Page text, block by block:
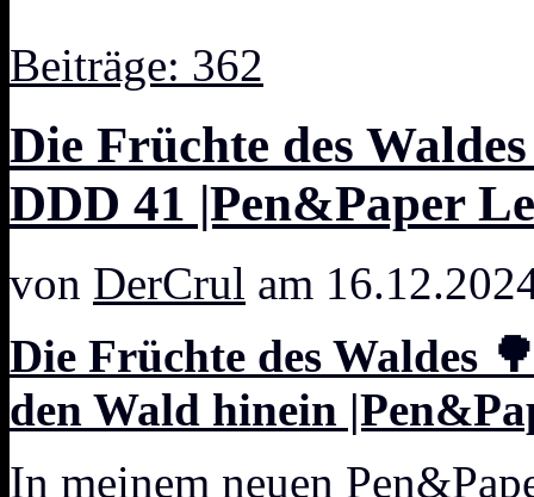
Beiträge: 362
Die Früchte des
DDD 41 |Pen&Paper
von DerCrul am
Die Früchte des Waldes
den Wald hinein
In meinem neuen